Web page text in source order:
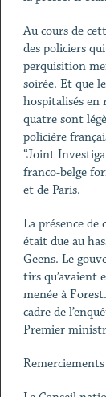
Au cours de
des policiers
perquisition
soirée. Et que
hospitalisés en
quatre sont
policière
“Joint
franco-belge
et de Paris.
La présence
était due au
Geens. Le
tirs qu’avaient
menée à
cadre de
Premier
Remerciements